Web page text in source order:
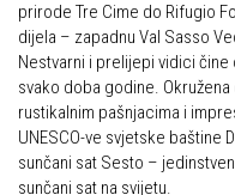
Pruži mi ruku – OSI
OSI Novosti
Izleti
Izvješća s izleta OSI
Visokogorci
50 vrhova za 50 godina
Od vrha do vrha
4 godišnja doba na Oštrcu
Beži Jankec
Pohodi
prirode Tre Cime do Rifugio
dijela – zapadnu Val Sasso
Nestvarni i prelijepi vidici
svako doba godine.
rustikalnim pašnjacima i
UNESCO-ve svjetske baštine
sunčani sat Sesto –
sunčani sat na svijetu.